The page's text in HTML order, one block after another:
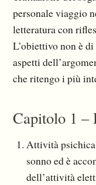
personale viaggio
letteratura con
L’obiettivo non è
aspetti
che ritengo i più
Capitolo 1 –
Attività
sonno ed è
dell’attività